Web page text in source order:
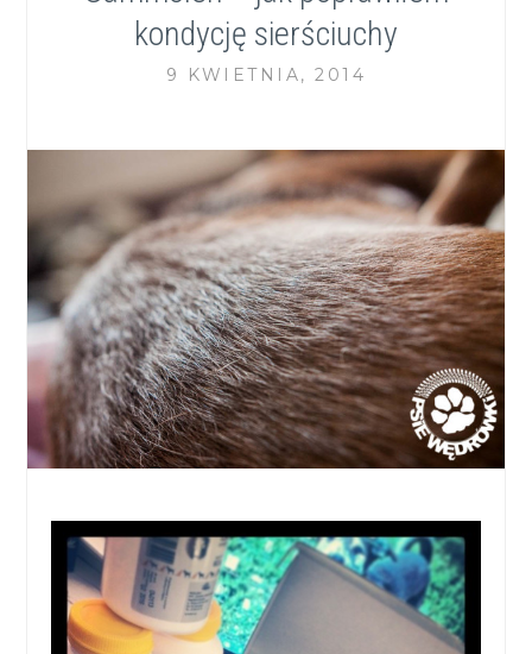
kondycję sierściuchy
9 KWIETNIA, 2014